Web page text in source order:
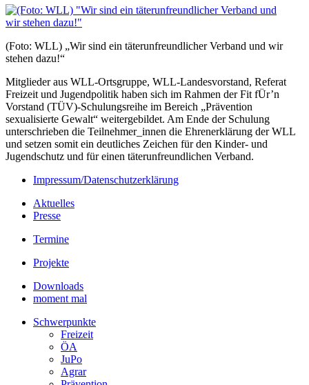
(Foto: WLL) „Wir sind ein täterunfreundlicher Verband und wir
stehen dazu!“
Mitglieder aus WLL-Ortsgruppe, WLL-Landesvorstand, Referat
Freizeit und Jugendpolitik haben sich im Rahmen der Fit fÜr’n
Vorstand (TÜV)-Schulungsreihe im Bereich „Prävention
sexualisierte Gewalt“ weitergebildet. Am Ende der Schulung
unterschrieben die Teilnehmer_innen die Ehrenerklärung der WLL
und setzen somit ein deutliches Zeichen für den Kinder- und
Jugendschutz und für einen täterunfreundlichen Verband.
Impressum/Datenschutzerklärung
Aktuelles
Presse
Termine
Projekte
Downloads
moment mal
Schwerpunkte
Freizeit
ÖA
JuPo
Agrar